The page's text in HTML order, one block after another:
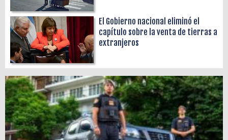
El Gobierno nacional eliminó el
capítulo sobre la venta de tierras a
extranjeros